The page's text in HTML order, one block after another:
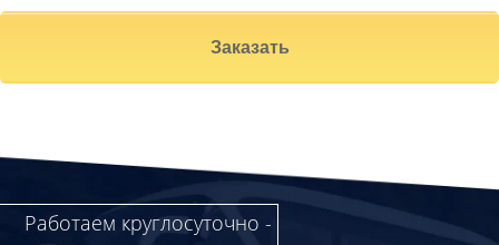
Заказать
Работаем круглосуточно -